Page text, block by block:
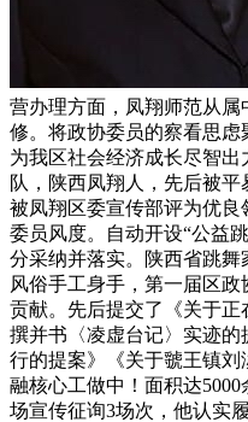
营办理方面，凤翔师范从
修。将政协委员的察看思虑
为我区社会经济成长尽智
队，陕西凤翔人，先后被平
被凤翔区委宣传部评为优
委员风度。自动开设“公益
分采纳并落实。陕西省跳
风俗手工身手，第一届区
贡献。先后提交了《关于
撰并书〈凌虚台记〉实迹
行的提案》《关于虢王镇
融核心工做中！面积达
场宣传征询3场次，他认实